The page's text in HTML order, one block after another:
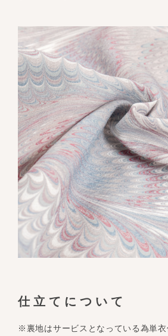
仕立てについて
※裏地はサービスとなっている為単衣